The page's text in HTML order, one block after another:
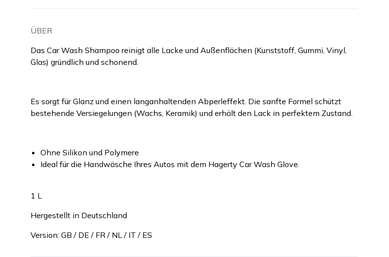
ÜBER
Das Car Wash Shampoo reinigt alle Lacke und Außenflächen (Kunststoff, Gummi, Vinyl,
Glas) gründlich und schonend.
Es sorgt für Glanz und einen langanhaltenden Abperleffekt. Die sanfte Formel schützt
bestehende Versiegelungen (Wachs, Keramik) und erhält den Lack in perfektem Zustand.
Ohne Silikon und Polymere
Ideal für die Handwäsche Ihres Autos mit dem Hagerty Car Wash Glove.
1 L
Hergestellt in Deutschland
Version: GB / DE / FR / NL / IT / ES